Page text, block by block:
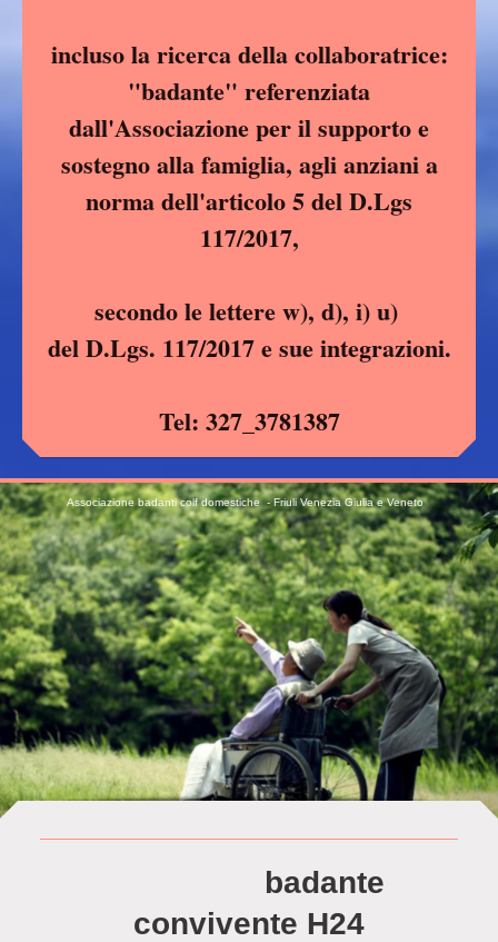
incluso la ricerca della collaboratrice:
"badante" referenziata
dall'Associazione per il supporto e
sostegno alla famiglia, agli anziani a
norma dell'articolo 5 del D.Lgs
117/2017,
secondo le lettere w), d), i) u)
del D.Lgs. 117/2017 e sue integrazioni.
Tel: 327_3781387
Associazione badanti colf domestiche - Friuli
badante
convivente H24